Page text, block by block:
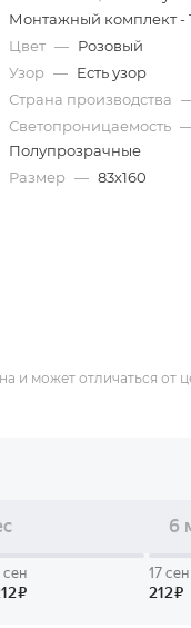
Монтажный комплект -
Цвет — Розовый
Узор — Есть узор
Страна производства
Светопроницаемость
Полупрозрачные
Размер — 83х160
и может отличаться от